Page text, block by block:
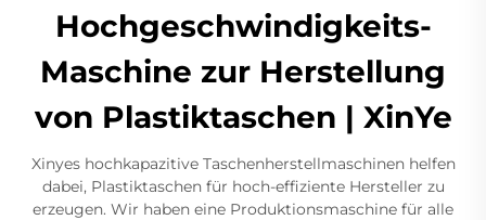
Hochgeschwindigkeits-
Maschine zur Herstellung
von Plastiktaschen | XinYe
Xinyes hochkapazitive Taschenherstellmaschinen helfen
dabei, Plastiktaschen für hoch-effiziente Hersteller zu
erzeugen. Wir haben eine Produktionsmaschine für alle